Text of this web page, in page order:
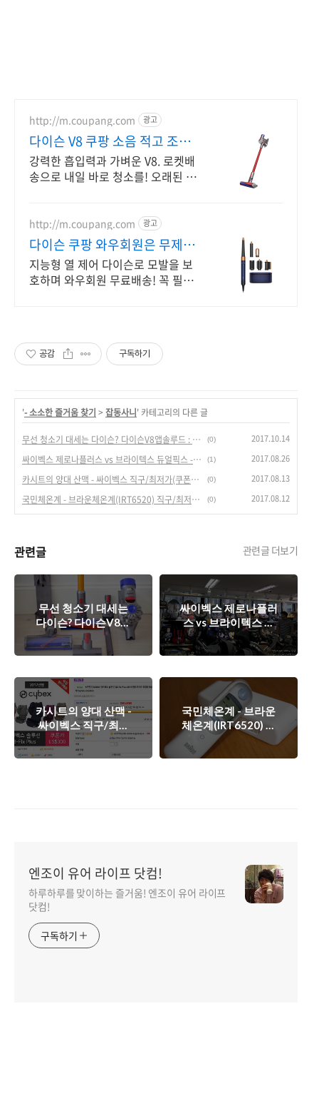
http://m.coupang.com 광고
다이슨 V8 쿠팡 소음 적고 조용
히
강력한 흡입력과 가벼운 V8. 로켓배
송으로 내일 바로 청소를! 오래된 청
http://m.coupang.com 광고
다이슨 쿠팡 와우회원은 무제한
무료 배송
지능형 열 제어 다이슨로 모발을 보
호하며 와우회원 무료배송! 꼭 필요
공감 구독하기
'- 소소한 즐거움 찾기 > 잡동사니' 카테고리의 다른 글
무선 청소기 대세는 다이슨? 다이슨V8앱솔루드 : 직구가 국내보다 25만원 싸다. (0) 2017.10.14
싸이벡스 제로나플러스 vs 브라이텍스 듀얼픽스 - 회전형 카시트 정보(최저가) (1) 2017.08.26
카시트의 양대 산맥 - 싸이벡스 직구/최저가(쿠폰가 300달러) 판매 정보. (0) 2017.08.13
국민체온계 - 브라운체온계(IRT6520) 직구/최저가로 득템! (0) 2017.08.12
관련글 관련글 더보기
무선 청소기 대세는
다이슨? 다이슨V8앱
솔루드 : 직구가 국내
보다 25만원 싸다.
싸이벡스 제로나플러
스 vs 브라이텍스 듀
얼픽스 - 회전형 카시
트 정보(최저가)
카시트의 양대 산맥 -
싸이벡스 직구/최저
가(쿠폰가 300달러)
판매 정보.
국민체온계 - 브라운
체온계(IRT6520) 직
구/최저가로 득템!
엔조이 유어 라이프 닷컴!
하루하루를 맞이하는 즐거움! 엔조이 유어 라이프
닷컴!
구독하기